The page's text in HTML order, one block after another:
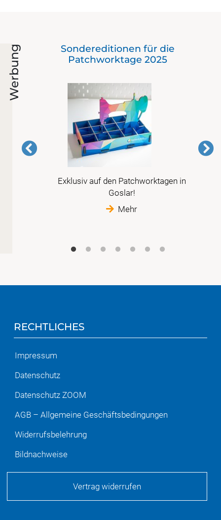
Werbung
bis
Sondereditionen für die
Patchworktage 2025
Exklusiv auf den Patchworktagen in
Goslar!
Mehr
RECHTLICHES
Impressum
Datenschutz
Datenschutz ZOOM
AGB – Allgemeine Geschäftsbedingungen
Widerrufsbelehrung
Bildnachweise
Vertrag widerrufen